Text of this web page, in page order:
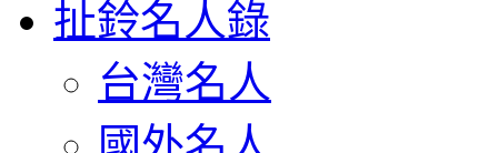
扯鈴名人錄
台灣名人